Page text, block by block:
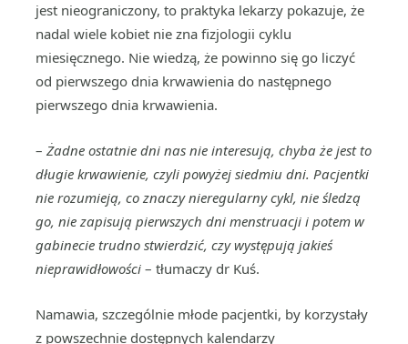
jest nieograniczony, to praktyka lekarzy pokazuje, że
nadal wiele kobiet nie zna fizjologii cyklu
miesięcznego. Nie wiedzą, że powinno się go liczyć
od pierwszego dnia krwawienia do następnego
pierwszego dnia krwawienia.
– Żadne ostatnie dni nas nie interesują, chyba że jest to
długie krwawienie, czyli powyżej siedmiu dni. Pacjentki
nie rozumieją, co znaczy nieregularny cykl, nie śledzą
go, nie zapisują pierwszych dni menstruacji i potem w
gabinecie trudno stwierdzić, czy występują jakieś
nieprawidłowości – tłumaczy dr Kuś.
Namawia, szczególnie młode pacjentki, by korzystały
z powszechnie dostępnych kalendarzy